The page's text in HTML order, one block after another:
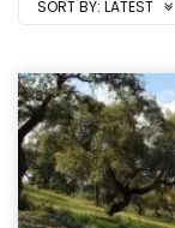
SORT BY: LATEST